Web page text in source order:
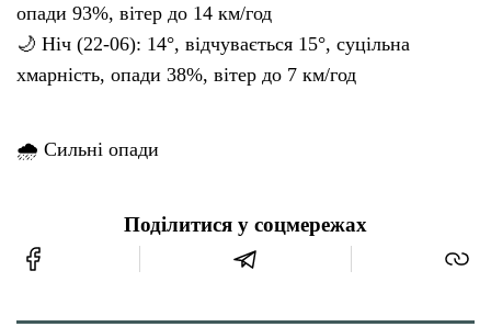
опади 93%, вітер до 14 км/год
🌙 Ніч (22-06): 14°, відчувається 15°, суцільна
хмарність, опади 38%, вітер до 7 км/год
🌧 Сильні опади
Поділитися у соцмережах